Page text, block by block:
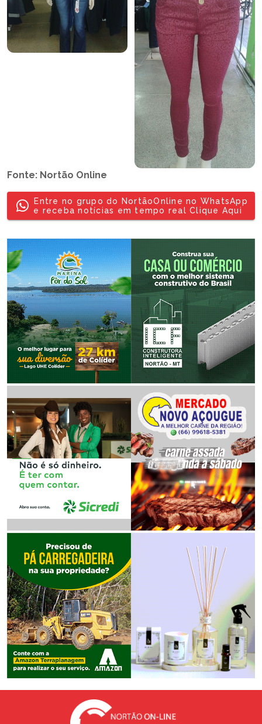
Fonte: Nortão Online
Entre no grupo do NortãoOnline no WhatsApp
e receba notícias em tempo real Clique Aqui